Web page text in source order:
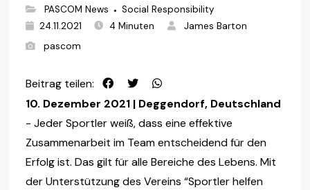
PASCOM News ●
Social Responsibility
24.11.2021
4 Minuten
James Barton
pascom
Beitrag teilen:
10. Dezember 2021 | Deggendorf, Deutschland
- Jeder Sportler weiß, dass eine effektive
Zusammenarbeit im Team entscheidend für den
Erfolg ist. Das gilt für alle Bereiche des Lebens. Mit
der Unterstützung des Vereins “Sportler helfen